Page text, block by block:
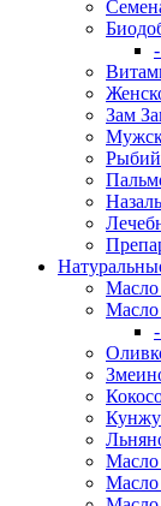
Зам
Масло
Масло
Масло
Масло